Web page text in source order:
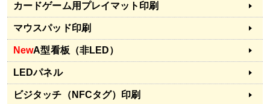
カードゲーム用プレイマット印刷
マウスパッド印刷
NewA型看板（非LED）
LEDパネル
ビジタッチ（NFCタグ）印刷